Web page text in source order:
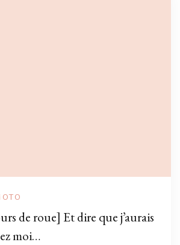
de roue] Et dire que j’aurais
moi…